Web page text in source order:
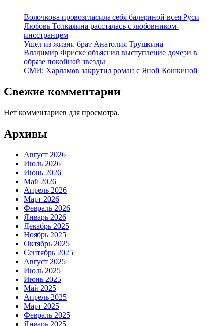
Волочкова провозгласила себя балериной всея Руси
Любовь Толкалина рассталась с любовником-
иностранцем
Ушел из жизни брат Анатолия Трушкина
Владимир Фриске объяснил выступление дочери в
образе покойной звезды
СМИ: Харламов закрутил роман с Яной Кошкиной
Свежие комментарии
Нет комментариев для просмотра.
Архивы
Август 2026
Июль 2026
Июнь 2026
Май 2026
Апрель 2026
Март 2026
Февраль 2026
Январь 2026
Декабрь 2025
Ноябрь 2025
Октябрь 2025
Сентябрь 2025
Август 2025
Июль 2025
Июнь 2025
Май 2025
Апрель 2025
Март 2025
Февраль 2025
Январь 2025